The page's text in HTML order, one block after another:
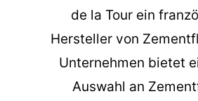
de la Tour ein
Hersteller von
Unternehmen bietet
Auswahl an